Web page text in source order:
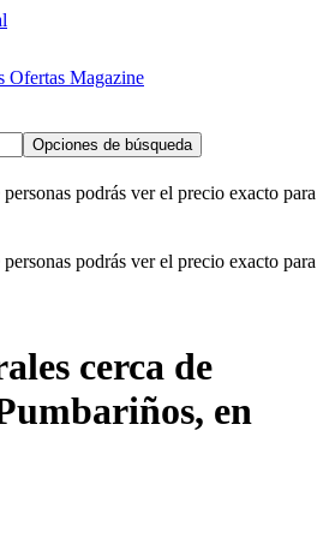
Ofertas Magazine
Opciones de búsqueda
podrás ver el precio exacto para
podrás ver el precio exacto para
cerca de
en